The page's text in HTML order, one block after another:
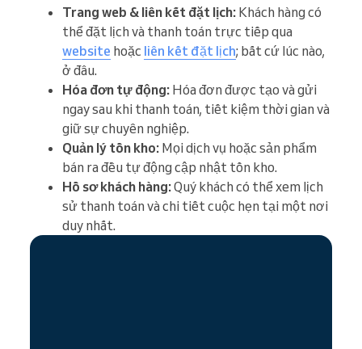
Trang web & liên kết đặt lịch: Khách hàng có
thể đặt lịch và thanh toán trực tiếp qua
website hoặc liên kết đặt lịch; bất cứ lúc nào,
ở đâu.
Hóa đơn tự động: Hóa đơn được tạo và gửi
ngay sau khi thanh toán, tiết kiệm thời gian và
giữ sự chuyên nghiệp.
Quản lý tồn kho: Mọi dịch vụ hoặc sản phẩm
bán ra đều tự động cập nhật tồn kho.
Hồ sơ khách hàng:Quý khách có thể xem lịch
sử thanh toán và chi tiết cuộc hẹn tại một nơi
duy nhất.